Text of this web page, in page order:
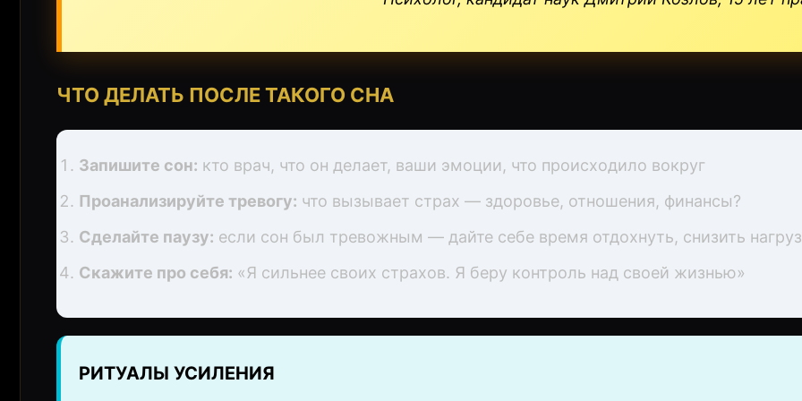
ЧТО ДЕЛАТЬ ПОСЛЕ ТАКОГО СНА
Запишите сон: кто врач, что он делает, ваши эмоции, что происходило вокруг
Проанализируйте тревогу: что вызывает страх — здоровье, отношения, финансы?
Сделайте паузу: если сон был тревожным — дайте себе время отдохнуть, снизить
Скажите про себя: «Я сильнее своих страхов. Я беру контроль над своей жизнью»
РИТУАЛЫ УСИЛЕНИЯ